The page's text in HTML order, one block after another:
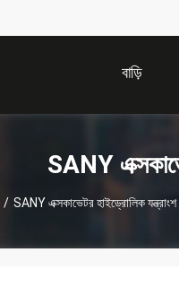
বাড়ি
SANY
/ SANY এক্সকাভেটর হাইড্রোলিক যন্ত্রাংশ